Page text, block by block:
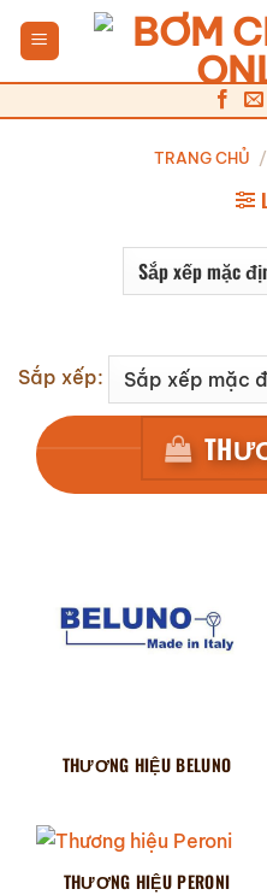
qua
nội
dung
TRANG CHỦ /
Sắp xếp:
THƯƠNG HIỆU BELUNO
THƯƠNG HIỆU PERONI